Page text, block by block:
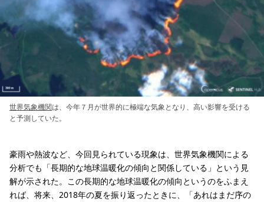
世界気象機関は、今年７月が世界的に極端な気象となり、高い影響を受ける
と予測していた。
豪雨や熱波など、今回見られている現象は、世界気象機関による
分析でも「長期的な地球温暖化の傾向と関係している」という見
解が示された。この長期的な地球温暖化の傾向というのをふまえ
れば、将来、2018年の夏を振り返ったときに、「あれはまだ序の